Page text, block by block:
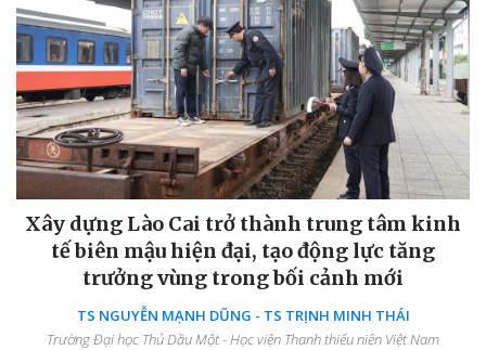
Xây dựng Lào Cai trở thành trung tâm kinh
tế biên mậu hiện đại, tạo động lực tăng
trưởng vùng trong bối cảnh mới
TS NGUYỄN MẠNH DŨNG - TS TRỊNH MINH THÁI
Trường Đại học Thủ Dầu Một - Học viện Thanh thiếu niên Việt Nam